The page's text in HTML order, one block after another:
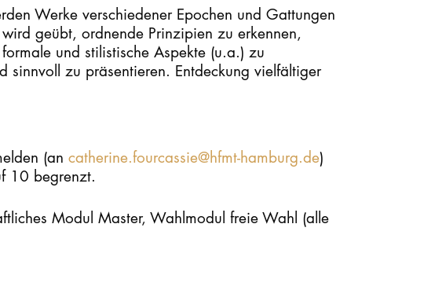
Werke verschiedener Epochen und Gattungen
geübt, ordnende Prinzipien zu erkennen,
und stilistische Aspekte (u.a.) zu
sinnvoll zu präsentieren. Entdeckung vielfältiger
(an catherine.fourcassie@hfmt-hamburg.de)
10 begrenzt.
Modul Master, Wahlmodul freie Wahl (alle
PROMOTION, FORSCHUNG & TRANSFER
Intranet
Online-Bewerbung